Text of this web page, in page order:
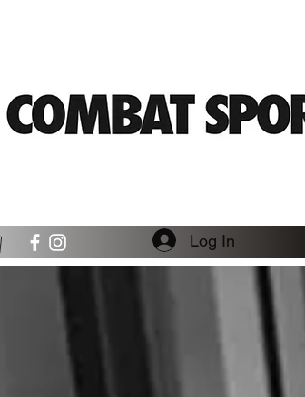
Log In